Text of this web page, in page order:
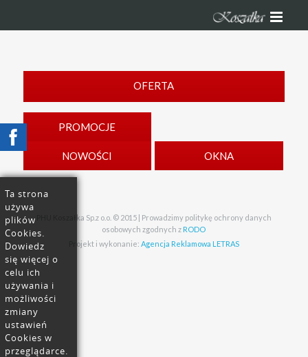
OFERTA
PROMOCJE
NOWOŚCI OKNA
PHU Koszałka Sp.z o.o. © 2015 | Prowadzimy politykę ochrony danych
osobowych zgodnych z RODO
Projekt i wykonanie: Agencja Reklamowa LETRAS
Ta strona
używa
plików
Cookies.
Dowiedz
się więcej o
celu ich
używania i
możliwości
zmiany
ustawień
Cookies w
przeglądarce.